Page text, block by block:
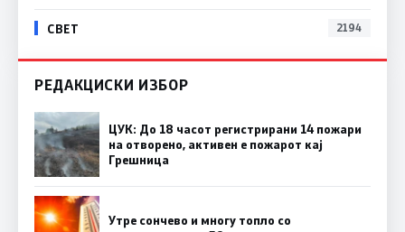
СВЕТ 2194
РЕДАКЦИСКИ ИЗБОР
ЦУК: До 18 часот регистрирани 14 пожари
на отворено, активен е пожарот кај
Грешница
Утре сончево и многу топло со